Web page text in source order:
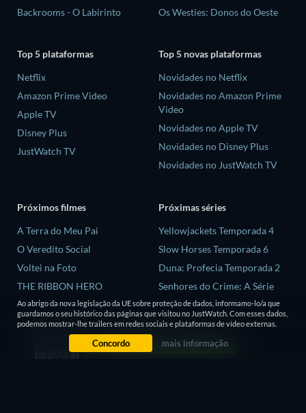
Backrooms - O Labirinto
Os Westies: Donos do Oeste
Top 5 plataformas
Netflix
Amazon Prime Video
Apple TV
Disney Plus
JustWatch TV
Top 5 novas plataformas
Novidades no Netflix
Novidades no Amazon Prime
Video
Novidades no Apple TV
Novidades no Disney Plus
Novidades no JustWatch TV
Próximos filmes
A Terra do Meu Pai
O Veredito Social
Voltei na Foto
THE RIBBON HERO
El aspirante
Próximas séries
Yellowjackets Temporada 4
Slow Horses Temporada 6
Duna: Profecia Temporada 2
Senhores do Crime: A Série
Temporada 2
Love is Blind: Reino Unido
Temporada 3
Ao abrigo da nova legislação da UE sobre proteção de dados, informamo-lo/a que
guardamos o seu histórico das páginas que visitou no JustWatch. Com esses dados,
podemos mostrar-lhe trailers em redes sociais e plataformas de vídeo externas.
Concordo mais informação